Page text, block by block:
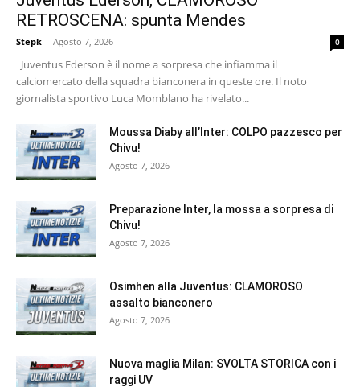
RETROSCENA: spunta Mendes
Stepk - Agosto 7, 2026 0
Juventus Ederson è il nome a sorpresa che infiamma il
calciomercato della squadra bianconera in queste ore. Il noto
giornalista sportivo Luca Momblano ha rivelato...
Moussa Diaby all’Inter: COLPO pazzesco per
Chivu!
Agosto 7, 2026
Preparazione Inter, la mossa a sorpresa di
Chivu!
Agosto 7, 2026
Osimhen alla Juventus: CLAMOROSO
assalto bianconero
Agosto 7, 2026
Nuova maglia Milan: SVOLTA STORICA con i
raggi UV